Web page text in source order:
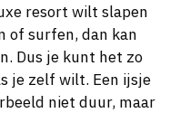
resort wilt slapen
of surfen, dan kan
Dus je kunt het zo
je zelf wilt. Een ijsje
niet duur, maar